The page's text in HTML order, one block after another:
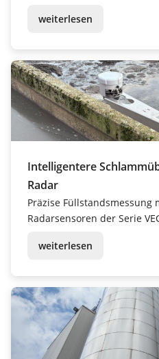
weiterlesen
Intelligentere
Radar
Präzise Füllstandsmessung
Radarsensoren der Serie
weiterlesen